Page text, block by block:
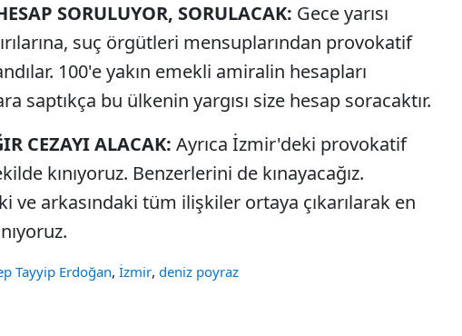
SORULUYOR, SORULACAK: Gece yarısı
suç örgütleri mensuplarından provokatif
100'e yakın emekli amiralin hesapları
saptıkça bu ülkenin yargısı size hesap soracaktır.
CEZAYI ALACAK: Ayrıca İzmir'deki provokatif
kınıyoruz. Benzerlerini de kınayacağız.
ve arkasındaki tüm ilişkiler ortaya çıkarılarak en
Tayyip Erdoğan, İzmir, deniz poyraz